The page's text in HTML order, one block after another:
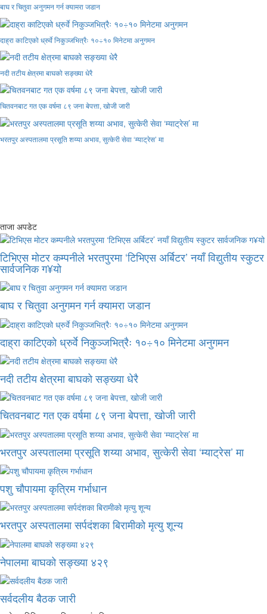
बाघ र चितुवा अनुगमन गर्न क्यामरा जडान
दाह्रा काटिएको ध्रुर्वे निकुञ्जभित्रैः १०÷१० मिनेटमा अनुगमन
नदी तटीय क्षेत्रमा बाघको सङ्ख्या धेरै
चितवनबाट गत एक वर्षमा ८९ जना बेपत्ता, खोजी जारी
भरतपुर अस्पतालमा प्रसूति शय्या अभाव, सुत्केरी सेवा ‘म्याट्रेस’ मा
ताजा अपडेट
टिभिएस मोटर कम्पनीले भरतपुरमा ‘टिभिएस अर्बिटर’ नयाँ विद्युतीय स्कुटर
सार्वजनिक ग¥यो
बाघ र चितुवा अनुगमन गर्न क्यामरा जडान
दाह्रा काटिएको ध्रुर्वे निकुञ्जभित्रैः १०÷१० मिनेटमा अनुगमन
नदी तटीय क्षेत्रमा बाघको सङ्ख्या धेरै
चितवनबाट गत एक वर्षमा ८९ जना बेपत्ता, खोजी जारी
भरतपुर अस्पतालमा प्रसूति शय्या अभाव, सुत्केरी सेवा ‘म्याट्रेस’ मा
पशु चौपायमा कृत्रिम गर्भाधान
भरतपुर अस्पतालमा सर्पदंशका बिरामीको मृत्यु शून्य
नेपालमा बाघको सङ्ख्या ४२९
सर्वदलीय बैठक जारी